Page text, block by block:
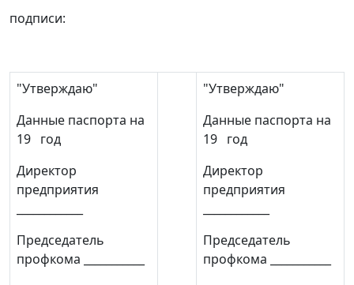
подписи:
"Утверждаю"
Данные паспорта на
19 год
Директор
предприятия
Председатель
профкома ___________
"Утверждаю"
Данные паспорта на
19 год
Директор
предприятия
Председатель
профкома ___________